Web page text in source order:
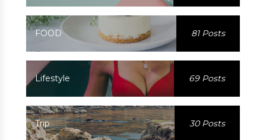
FOOD 81 Posts
Lifestyle 69 Posts
Trip 30 Posts